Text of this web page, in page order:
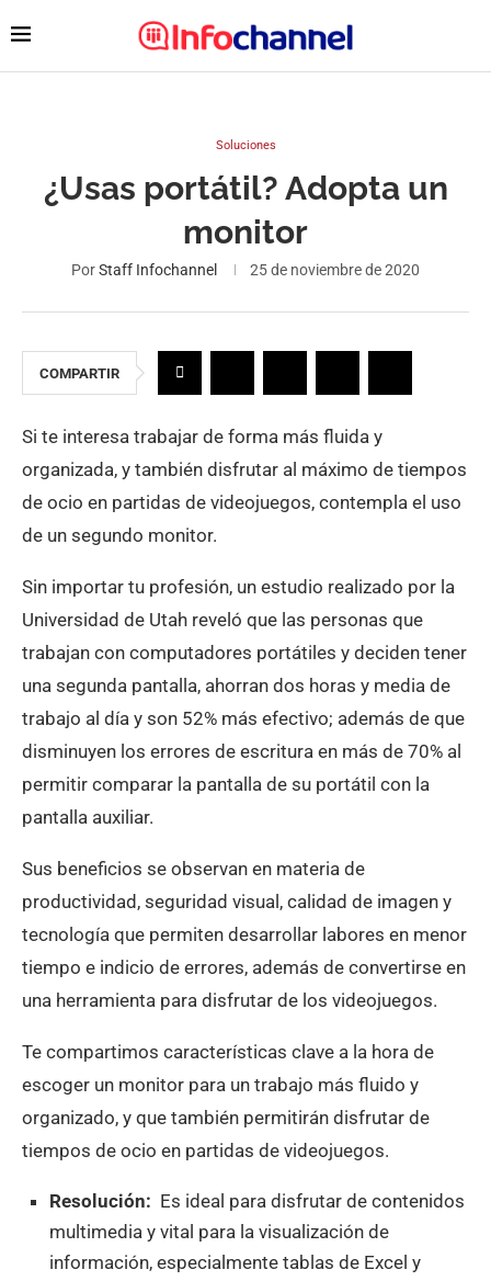
Soluciones
¿Usas portátil? Adopta un
monitor
PorStaff Infochannel 25 de noviembre de 2020
COMPARTIR
Si te interesa trabajar de forma más fluida y
organizada, y también disfrutar al máximo de tiempos
de ocio en partidas de videojuegos, contempla el uso
de un segundo monitor.
Sin importar tu profesión, un estudio realizado por la
Universidad de Utah reveló que las personas que
trabajan con computadores portátiles y deciden tener
una segunda pantalla, ahorran dos horas y media de
trabajo al día y son 52% más efectivo; además de que
disminuyen los errores de escritura en más de 70% al
permitir comparar la pantalla de su portátil con la
pantalla auxiliar.
Sus beneficios se observan en materia de
productividad, seguridad visual, calidad de imagen y
tecnología que permiten desarrollar labores en menor
tiempo e indicio de errores, además de convertirse en
una herramienta para disfrutar de los videojuegos.
Te compartimos características clave a la hora de
escoger un monitor para un trabajo más fluido y
organizado, y que también permitirán disfrutar de
tiempos de ocio en partidas de videojuegos.
Resolución: Es ideal para disfrutar de contenidos
multimedia y vital para la visualización de
información, especialmente tablas de Excel y